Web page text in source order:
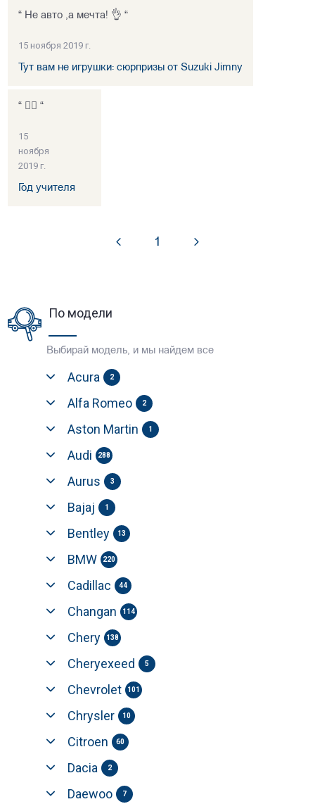
“ Не авто ,а мечта! 👌 “
15 ноября 2019 г.
Тут вам не игрушки: сюрпризы от Suzuki Jimny
“ 👍🏻 “
15
ноября
2019 г.
Год учителя
1
По модели
Выбирай модель, и мы найдем все
Acura 2
Alfa Romeo 2
Aston Martin 1
Audi 288
Aurus 3
Bajaj 1
Bentley 13
BMW 220
Cadillac 44
Changan 114
Chery 138
Cheryexeed 5
Chevrolet 101
Chrysler 10
Citroen 60
Dacia 2
Daewoo 7